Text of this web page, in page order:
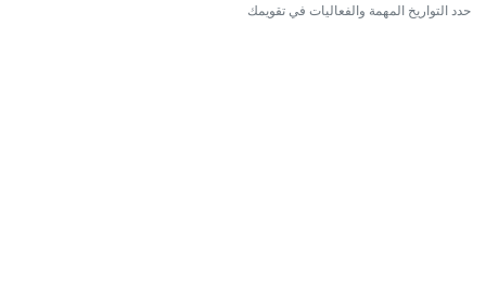
حدد التواريخ المهمة والفعاليات في تقويمك